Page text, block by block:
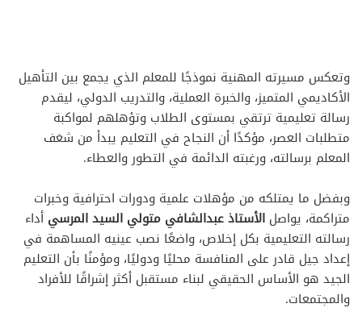
وتعكس مسيرته المهنية نموذجًا للمعلم الذي يجمع بين التأهيل
الأكاديمي المتميز، والخبرة العملية، والتدريب الدولي، ليقدم
رسالة تعليمية ترتقي بمستوى الطلاب وتؤهلهم لمواكبة
متطلبات العصر، مؤكدًا أن النجاح في التعليم يبدأ من شغف
المعلم برسالته، ورغبته الدائمة في التطور والعطاء.
وبفضل ما يمتلكه من مؤهلات علمية ودورات احترافية وخبرات
متراكمة، يواصل الأستاذ عبدالشافي متولي السيد المرسي أداء
رسالته التعليمية بكل إخلاص، واضعًا نصب عينيه المساهمة في
إعداد جيل قادر على المنافسة محليًا ودوليًا، ومؤمنًا بأن التعليم
الجيد هو الأساس الحقيقي لبناء مستقبل أكثر إشراقًا للأفراد
والمجتمعات.